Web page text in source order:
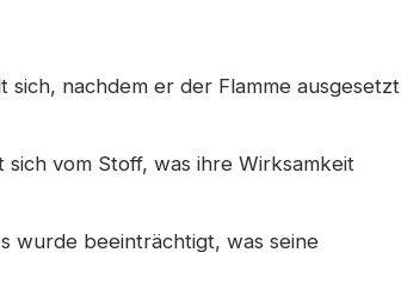
nachdem er der Flamme ausgesetzt
vom Stoff, was ihre Wirksamkeit
wurde beeinträchtigt, was seine